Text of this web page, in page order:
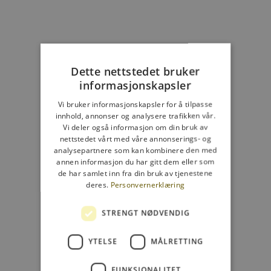
Velg alternativer:
Lesebriller Mood dove blue
Salgspris
465,00 NOK
4
Velg alternativer:
Lesebriller
Shop ‘Mood’
Dette sier andre ‘Mood’-fans:
Dette nettstedet bruker
informasjonskapsler
Vi bruker informasjonskapsler for å tilpasse
innhold, annonser og analysere trafikken vår.
Vi deler også informasjon om din bruk av
nettstedet vårt med våre annonserings- og
analysepartnere som kan kombinere den med
annen informasjon du har gitt dem eller som
de har samlet inn fra din bruk av tjenestene
deres. Personvernerklæring
STRENGT NØDVENDIG
YTELSE MÅLRETTING